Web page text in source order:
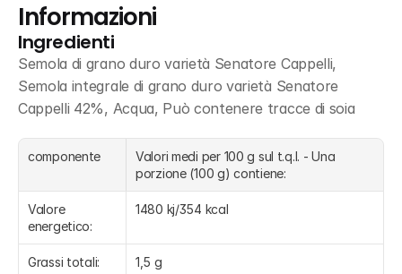
Informazioni
Ingredienti
Semola di grano duro varietà Senatore Cappelli,
Semola integrale di grano duro varietà Senatore
Cappelli 42%, Acqua, Può contenere tracce di soia
componente
Valori medi per 100 g sul t.q.l. - Una
porzione (100 g) contiene:
Valore
energetico:
1480 kj/354 kcal
Grassi totali: 1,5 g